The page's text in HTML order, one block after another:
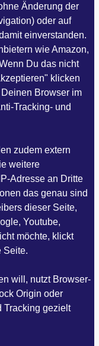
Änderung der
oder auf
einverstanden.
wie Amazon,
Du das nicht
klicken
Browser im
Tracking- und
zudem extern
weitere
Adresse an Dritte
das genau sind
dieser Seite,
Youtube,
möchte, klickt
Seite.
will, nutzt Browser-
Origin oder
Tracking gezielt